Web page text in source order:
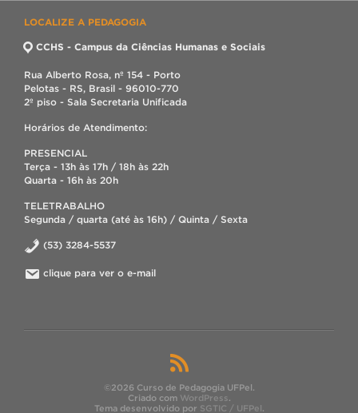
LOCALIZE A PEDAGOGIA
CCHS - Campus da Ciências Humanas e Sociais
Rua Alberto Rosa, nº 154 - Porto
Pelotas - RS, Brasil - 96010-770
2º piso - Sala Secretaria Unificada
Horários de Atendimento:
PRESENCIAL
Terça - 13h às 17h / 18h às 22h
Quarta - 16h às 20h
TELETRABALHO
Segunda / quarta (até às 16h) / Quinta / Sexta
(53) 3284-5537
clique para ver o e-mail
©2026 Curso de Pedagogia UFPel.
Criado com WordPress.
Tema desenvolvido por SGTIC / UFPel.